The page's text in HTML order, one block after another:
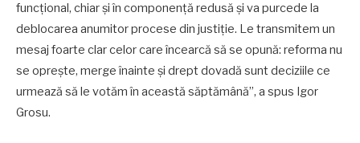
funcțional, chiar și în componență redusă și va purcede la
deblocarea anumitor procese din justiție. Le transmitem un
mesaj foarte clar celor care încearcă să se opună: reforma nu
se oprește, merge înainte și drept dovadă sunt deciziile ce
urmează să le votăm în această săptămână”, a spus Igor
Grosu.